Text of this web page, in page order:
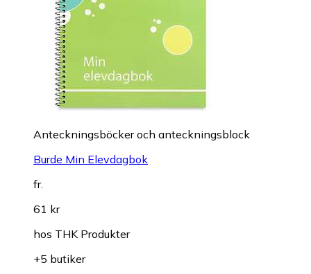
Anteckningsböcker och anteckningsblock
Burde Min Elevdagbok
fr.
61 kr
hos THK Produkter
+5 butiker